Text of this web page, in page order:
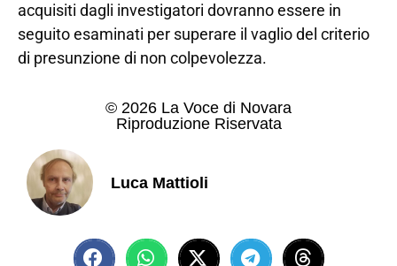
acquisiti dagli investigatori dovranno essere in
seguito esaminati per superare il vaglio del criterio
di presunzione di non colpevolezza.
© 2026 La Voce di Novara
Riproduzione Riservata
Luca Mattioli